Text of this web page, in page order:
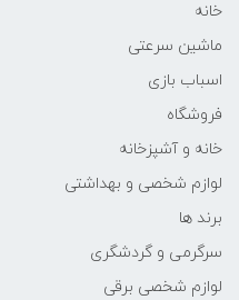
خانه
ماشین سرعتی
اسباب بازی
فروشگاه
خانه و آشپزخانه
لوازم شخصی و بهداشتی
برند ها
سرگرمی و گردشگری
لوازم شخصی برقی